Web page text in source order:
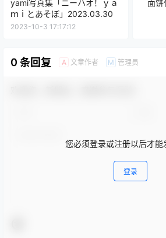
yami写真集「ニーハオ！ｙａ
ｍｉとあそぼ」2023.03.30
2023-10-3 17:17:12
面饼
0 条回复 A 文章作者 M 管理员
您必须登录或注册以后才能
登录